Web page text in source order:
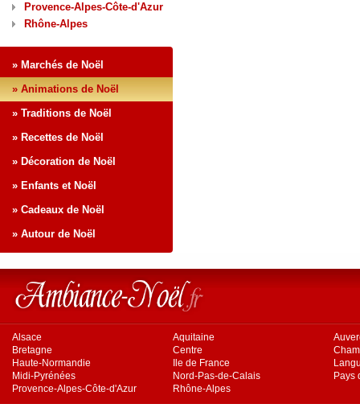
Provence-Alpes-Côte-d'Azur
Rhône-Alpes
» Marchés de Noël
» Animations de Noël
» Traditions de Noël
» Recettes de Noël
» Décoration de Noël
» Enfants et Noël
» Cadeaux de Noël
» Autour de Noël
Alsace Aquitaine
Bretagne
Centre
Haute-Normandie
Ile de France
Midi-Pyrénées
Nord-Pas-de-Calais
Pays
Provence-Alpes-Côte-d'Azur
Rhône-Alpes